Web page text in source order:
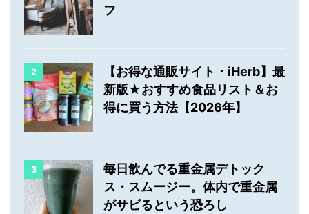
フ
2
【お得な通販サイト・iHerb】最
新版★おすすめ食品リスト＆お
得に買う方法【2026年】
3
毎日飲んでる重金属デトック
ス・スムージー。体内で重金属
がサビるという恐ろし